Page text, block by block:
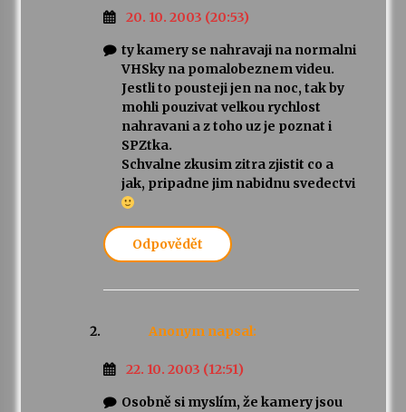
20. 10. 2003 (20:53)
ty kamery se nahravaji na normalni
VHSky na pomalobeznem videu.
Jestli to pousteji jen na noc, tak by
mohli pouzivat velkou rychlost
nahravani a z toho uz je poznat i
SPZtka.
Schvalne zkusim zitra zjistit co a
jak, pripadne jim nabidnu svedectvi
Odpovědět
Anonym napsal:
22. 10. 2003 (12:51)
Osobně si myslím, že kamery jsou